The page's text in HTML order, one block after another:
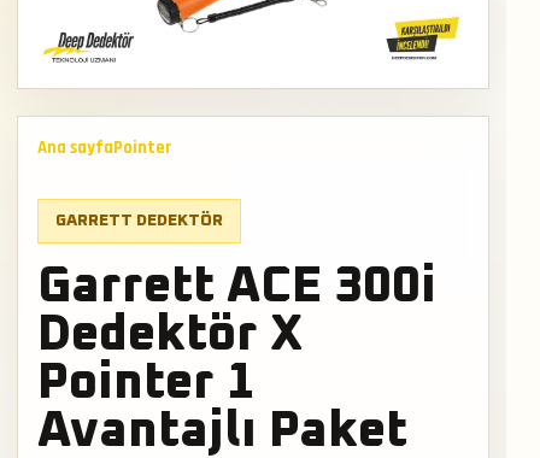
Ana sayfaPointer
GARRETT DEDEKTÖR
Garrett ACE 300i
Dedektör X
Pointer 1
Avantajlı Paket